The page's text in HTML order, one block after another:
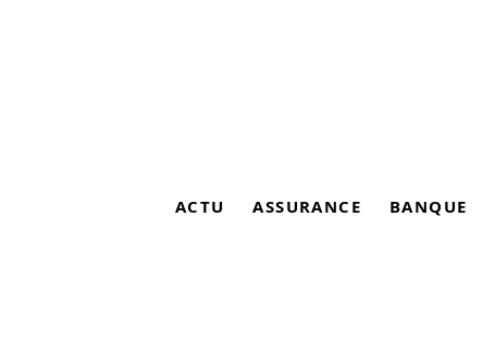
ACTU ASSURANCE BANQUE